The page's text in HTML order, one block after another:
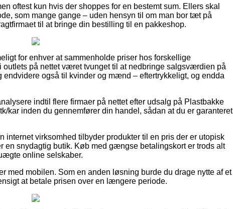
oftest kun hvis der shoppes for en bestemt sum. Ellers skal
som mange gange – uden hensyn til om man bor tæt på
til at bringe din bestilling til en pakkeshop.
for enhver at sammenholde priser hos forskellige
på nettet været tvunget til at nedbringe salgsværdien på
også til kvinder og mænd – eftertrykkeligt, og endda
indtil flere firmaer på nettet efter udsalg på Plastbakke
kar inden du gennemfører din handel, sådan at du er garanteret
internet virksomhed tilbyder produkter til en pris der er utopisk
en snydagtig butik. Køb med gængse betalingskort er trods alt
online selskaber.
med mobilen. Som en anden løsning burde du drage nytte af et
at betale prisen over en længere periode.